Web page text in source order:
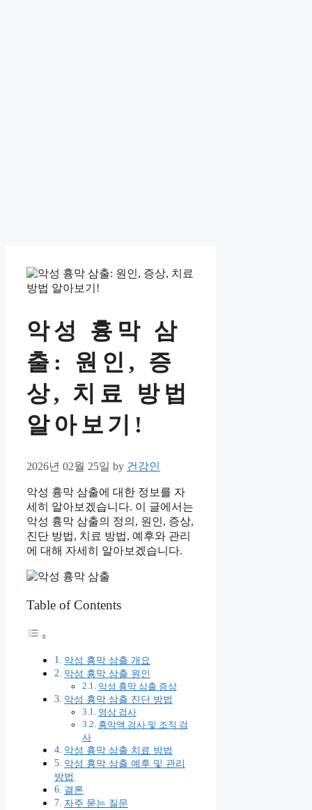
악성 흉막 삼
출: 원인, 증
상, 치료 방법
알아보기!
2026년 02월 25일 by 건강인
악성 흉막 삼출에 대한 정보를 자
세히 알아보겠습니다. 이 글에서는
악성 흉막 삼출의 정의, 원인, 증상,
진단 방법, 치료 방법, 예후와 관리
에 대해 자세히 알아보겠습니다.
Table of Contents
악성 흉막 삼출 개요
악성 흉막 삼출 원인
악성 흉막 삼출 증상
악성 흉막 삼출 진단 방법
영상 검사
흉막액 검사 및 조직 검
사
악성 흉막 삼출 치료 방법
악성 흉막 삼출 예후 및 관리
방법
결론
자주 묻는 질문